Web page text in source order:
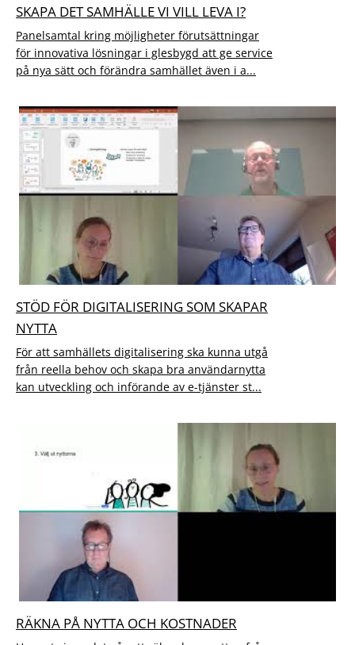
SKAPA DET SAMHÄLLE VI VILL LEVA I?
Panelsamtal kring möjligheter förutsättningar
för innovativa lösningar i glesbygd att ge service
på nya sätt och förändra samhället även i a...
STÖD FÖR DIGITALISERING SOM SKAPAR
NYTTA
För att samhällets digitalisering ska kunna utgå
från reella behov och skapa bra användarnytta
kan utveckling och införande av e-tjänster st...
RÄKNA PÅ NYTTA OCH KOSTNADER